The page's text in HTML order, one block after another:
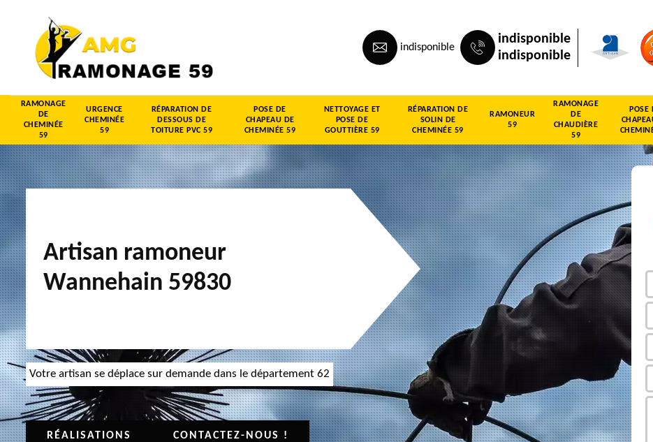
indisponible
indisponible
indisponible
RAMONAGE
DE
CHEMINÉE
59
URGENCE
CHEMINÉE
59
RÉPARATION DE
DESSOUS DE
TOITURE PVC 59
POSE DE
CHAPEAU DE
CHEMINÉE 59
NETTOYAGE ET
POSE DE
GOUTTIÈRE 59
RÉPARATION DE
SOLIN DE
CHEMINÉE 59
RAMONEUR
59
RAMONAGE
DE
CHAUDIÈRE
59
POSE
Artisan ramoneur
Wannehain 59830
Votre artisan se déplace sur demande dans le département 62
RÉALISATIONS CONTACTEZ-NOUS !